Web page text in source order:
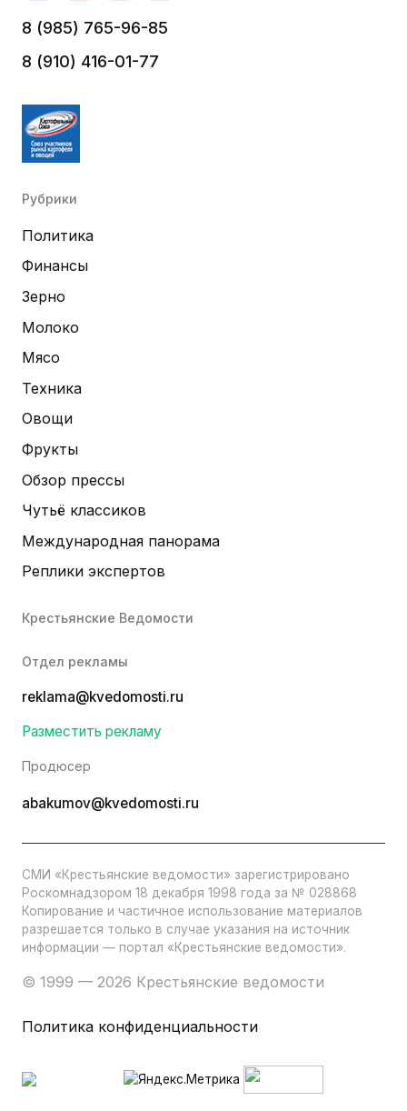
8 (985) 765-96-85
8 (910) 416-01-77
Рубрики
Политика
Финансы
Зерно
Молоко
Мясо
Техника
Овощи
Фрукты
Обзор прессы
Чутьё классиков
Международная панорама
Реплики экспертов
Крестьянские Ведомости
Отдел рекламы
reklama@kvedomosti.ru
Разместить рекламу
Продюсер
abakumov@kvedomosti.ru
СМИ «Крестьянские ведомости» зарегистрировано
Роскомнадзором 18 декабря 1998 года за № 028868
Копирование и частичное использование материалов
разрешается только в случае указания на источник
информации — портал «Крестьянские ведомости».
© 1999 — 2026 Крестьянские ведомости
Политика конфиденциальности